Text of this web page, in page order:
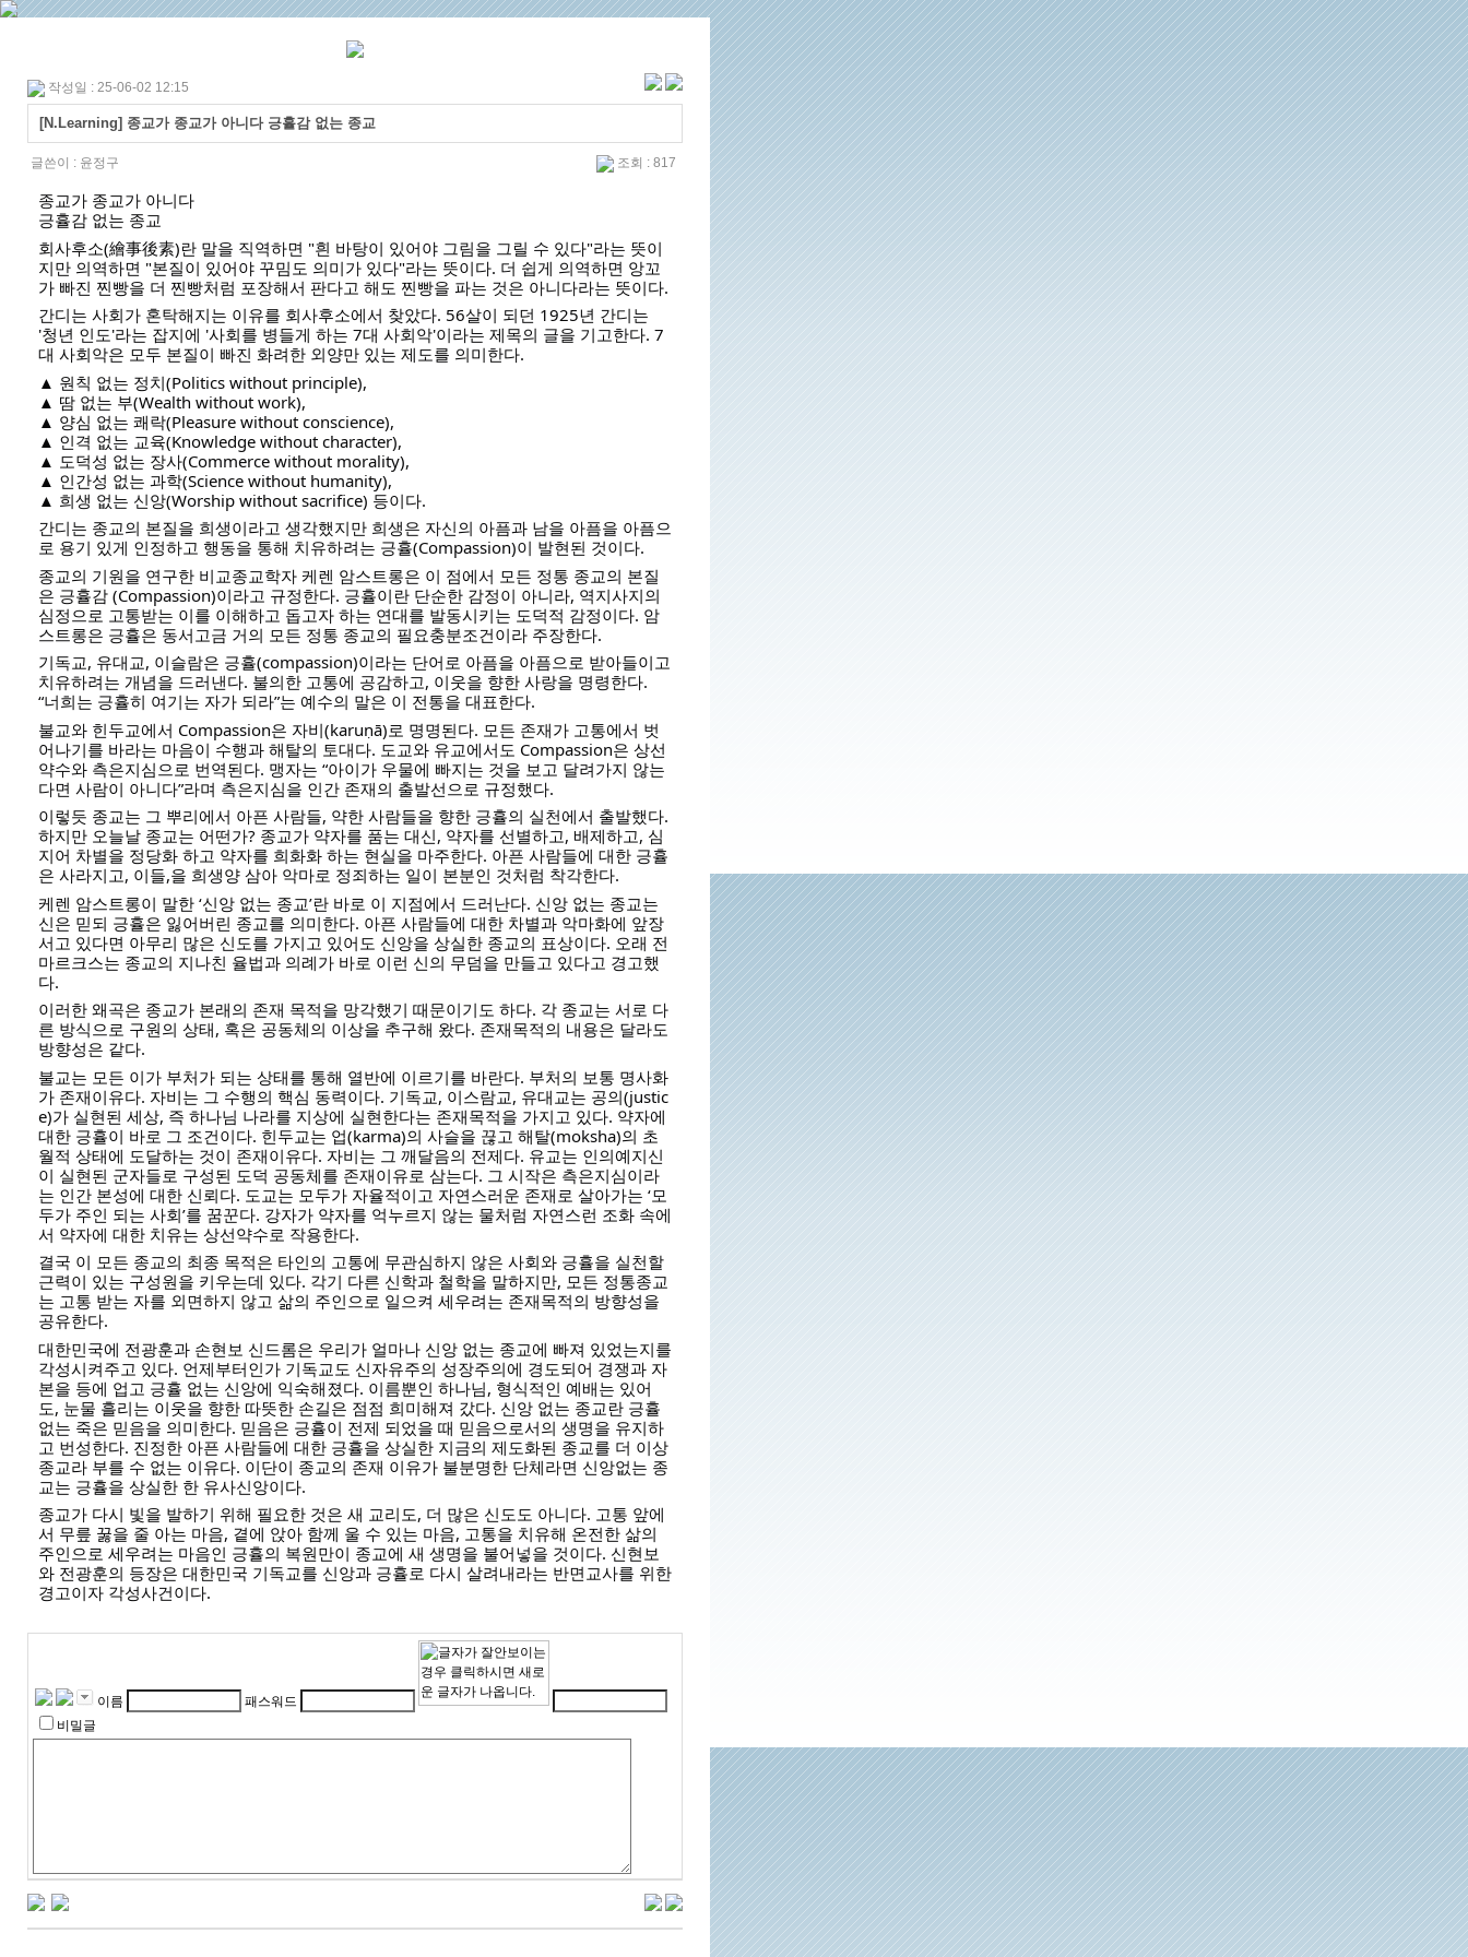
작성일 : 25-06-02 12:15
[N.Learning] 종교가 종교가 아니다 긍휼감 없는 종교
글쓴이 : 윤정구 조회 : 817
종교가 종교가 아니다
긍휼감 없는 종교
회사후소(繪事後素)란 말을 직역하면 "흰 바탕이 있어야 그림을 그릴 수 있다"라는 뜻이
지만 의역하면 "본질이 있어야 꾸밈도 의미가 있다"라는 뜻이다. 더 쉽게 의역하면 앙꼬
가 빠진 찐빵을 더 찐빵처럼 포장해서 판다고 해도 찐빵을 파는 것은 아니다라는 뜻이다.
간디는 사회가 혼탁해지는 이유를 회사후소에서 찾았다. 56살이 되던 1925년 간디는
'청년 인도'라는 잡지에 '사회를 병들게 하는 7대 사회악'이라는 제목의 글을 기고한다. 7
대 사회악은 모두 본질이 빠진 화려한 외양만 있는 제도를 의미한다.
▲ 원칙 없는 정치(Politics without principle),
▲ 땀 없는 부(Wealth without work),
▲ 양심 없는 쾌락(Pleasure without conscience),
▲ 인격 없는 교육(Knowledge without character),
▲ 도덕성 없는 장사(Commerce without morality),
▲ 인간성 없는 과학(Science without humanity),
▲ 희생 없는 신앙(Worship without sacrifice) 등이다.
간디는 종교의 본질을 희생이라고 생각했지만 희생은 자신의 아픔과 남을 아픔을 아픔으
로 용기 있게 인정하고 행동을 통해 치유하려는 긍휼(Compassion)이 발현된 것이다.
종교의 기원을 연구한 비교종교학자 케렌 암스트롱은 이 점에서 모든 정통 종교의 본질
은 긍휼감 (Compassion)이라고 규정한다. 긍휼이란 단순한 감정이 아니라, 역지사지의
심정으로 고통받는 이를 이해하고 돕고자 하는 연대를 발동시키는 도덕적 감정이다. 암
스트롱은 긍휼은 동서고금 거의 모든 정통 종교의 필요충분조건이라 주장한다.
기독교, 유대교, 이슬람은 긍휼(compassion)이라는 단어로 아픔을 아픔으로 받아들이고
치유하려는 개념을 드러낸다. 불의한 고통에 공감하고, 이웃을 향한 사랑을 명령한다.
“너희는 긍휼히 여기는 자가 되라”는 예수의 말은 이 전통을 대표한다.
불교와 힌두교에서 Compassion은 자비(karuṇā)로 명명된다. 모든 존재가 고통에서 벗
어나기를 바라는 마음이 수행과 해탈의 토대다. 도교와 유교에서도 Compassion은 상선
약수와 측은지심으로 번역된다. 맹자는 “아이가 우물에 빠지는 것을 보고 달려가지 않는
다면 사람이 아니다”라며 측은지심을 인간 존재의 출발선으로 규정했다.
이렇듯 종교는 그 뿌리에서 아픈 사람들, 약한 사람들을 향한 긍휼의 실천에서 출발했다.
하지만 오늘날 종교는 어떤가? 종교가 약자를 품는 대신, 약자를 선별하고, 배제하고, 심
지어 차별을 정당화 하고 약자를 희화화 하는 현실을 마주한다. 아픈 사람들에 대한 긍휼
은 사라지고, 이들,을 희생양 삼아 악마로 정죄하는 일이 본분인 것처럼 착각한다.
케렌 암스트롱이 말한 ‘신앙 없는 종교’란 바로 이 지점에서 드러난다. 신앙 없는 종교는
신은 믿되 긍휼은 잃어버린 종교를 의미한다. 아픈 사람들에 대한 차별과 악마화에 앞장
서고 있다면 아무리 많은 신도를 가지고 있어도 신앙을 상실한 종교의 표상이다. 오래 전
마르크스는 종교의 지나친 율법과 의례가 바로 이런 신의 무덤을 만들고 있다고 경고했
다.
이러한 왜곡은 종교가 본래의 존재 목적을 망각했기 때문이기도 하다. 각 종교는 서로 다
른 방식으로 구원의 상태, 혹은 공동체의 이상을 추구해 왔다. 존재목적의 내용은 달라도
방향성은 같다.
불교는 모든 이가 부처가 되는 상태를 통해 열반에 이르기를 바란다. 부처의 보통 명사화
가 존재이유다. 자비는 그 수행의 핵심 동력이다. 기독교, 이스람교, 유대교는 공의(justic
e)가 실현된 세상, 즉 하나님 나라를 지상에 실현한다는 존재목적을 가지고 있다. 약자에
대한 긍휼이 바로 그 조건이다. 힌두교는 업(karma)의 사슬을 끊고 해탈(moksha)의 초
월적 상태에 도달하는 것이 존재이유다. 자비는 그 깨달음의 전제다. 유교는 인의예지신
이 실현된 군자들로 구성된 도덕 공동체를 존재이유로 삼는다. 그 시작은 측은지심이라
는 인간 본성에 대한 신뢰다. 도교는 모두가 자율적이고 자연스러운 존재로 살아가는 ‘모
두가 주인 되는 사회’를 꿈꾼다. 강자가 약자를 억누르지 않는 물처럼 자연스런 조화 속에
서 약자에 대한 치유는 상선약수로 작용한다.
결국 이 모든 종교의 최종 목적은 타인의 고통에 무관심하지 않은 사회와 긍휼을 실천할
근력이 있는 구성원을 키우는데 있다. 각기 다른 신학과 철학을 말하지만, 모든 정통종교
는 고통 받는 자를 외면하지 않고 삶의 주인으로 일으켜 세우려는 존재목적의 방향성을
공유한다.
대한민국에 전광훈과 손현보 신드롬은 우리가 얼마나 신앙 없는 종교에 빠져 있었는지를
각성시켜주고 있다. 언제부터인가 기독교도 신자유주의 성장주의에 경도되어 경쟁과 자
본을 등에 업고 긍휼 없는 신앙에 익숙해졌다. 이름뿐인 하나님, 형식적인 예배는 있어
도, 눈물 흘리는 이웃을 향한 따뜻한 손길은 점점 희미해져 갔다. 신앙 없는 종교란 긍휼
없는 죽은 믿음을 의미한다. 믿음은 긍휼이 전제 되었을 때 믿음으로서의 생명을 유지하
고 번성한다. 진정한 아픈 사람들에 대한 긍휼을 상실한 지금의 제도화된 종교를 더 이상
종교라 부를 수 없는 이유다. 이단이 종교의 존재 이유가 불분명한 단체라면 신앙없는 종
교는 긍휼을 상실한 한 유사신앙이다.
종교가 다시 빛을 발하기 위해 필요한 것은 새 교리도, 더 많은 신도도 아니다. 고통 앞에
서 무릎 꿇을 줄 아는 마음, 곁에 앉아 함께 울 수 있는 마음, 고통을 치유해 온전한 삶의
주인으로 세우려는 마음인 긍휼의 복원만이 종교에 새 생명을 불어넣을 것이다. 신현보
와 전광훈의 등장은 대한민국 기독교를 신앙과 긍휼로 다시 살려내라는 반면교사를 위한
경고이자 각성사건이다.
이름
패스워드
비밀글